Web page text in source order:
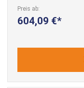
Preis ab
604,09 €